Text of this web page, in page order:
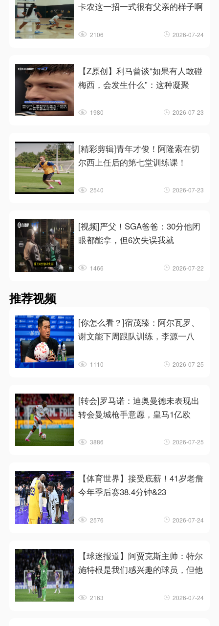
卡农这一招一式很有父亲的样子啊
2106 2026-07-24
【Z原创】利马曾谈“如果有人敢碰
梅西，会发生什么”：这种凝聚
1980 2026-07-23
[精彩剪辑]青年才俊！阿隆索在切
尔西上任后的第七堂训练课！
2540 2026-07-23
[视频]严父！SGA爸爸：30分他闭
眼都能拿，但6次失误我就
1466 2026-07-22
推荐视频
[你怎么看？]宿茂臻：阿尔瓦罗、
谢文能下周跟队训练，李源一八
1110 2026-07-25
[转会]罗马诺：迪奥曼德未表现出
转会曼城枪手意愿，皇马1亿欧
3886 2026-07-25
【体育世界】接受底薪！41岁老詹
今年季后赛38.4分钟&23
2576 2026-07-24
【球迷报道】阿贾克斯主帅：特尔
施特根是我们感兴趣的球员，但他
2163 2026-07-24